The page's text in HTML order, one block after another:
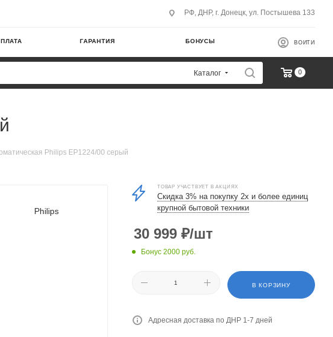
РФ, ДНР, г. Донецк, ул. Постышева 133
ГАРАНТИЯ БОНУСЫ ВОЙТИ
Каталог 0
Philips EP1224/00 серый
Philips
ТОВАР УЧАСТВУЕТ В АКЦИЯХ
Скидка 3% на покупку 2х и более единиц
крупной бытовой техники
30 999 ₽/шт
Бонус 2000 руб.
В КОРЗИНУ
Адресная доставка по ДНР 1-7 дней